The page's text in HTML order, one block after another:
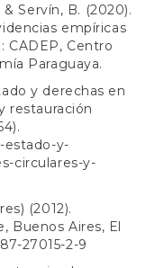
Servín, B. (2020).
empíricas
CADEP, Centro
Paraguaya.
y derechas en
restauración
estado-y-
circulares-y-
(2012).
Buenos Aires, El
27015-2-9